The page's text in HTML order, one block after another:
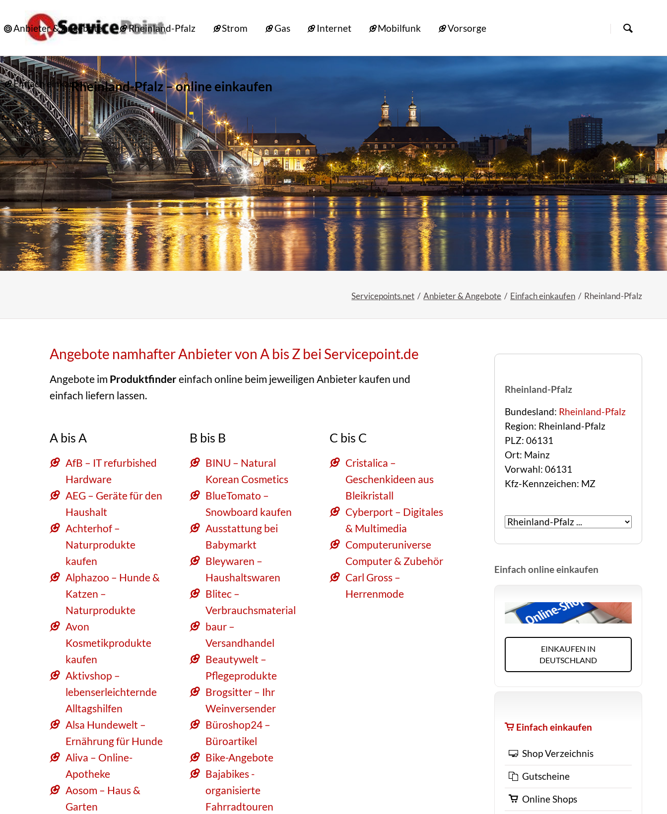
Anbieter & Angebote Rheinland-Pfalz Strom Gas Internet Mobilfunk Vorsorge
Einfach einkaufenRheinland-Pfalz – online einkaufen
Servicepoints.net Anbieter & Angebote Einfach einkaufen Rheinland-Pfalz
Angebote namhafter Anbieter von A bis Z bei Servicepoint.de
Angebote im Produktfindereinfach online beim jeweiligen Anbieter kaufen und
einfach liefern lassen.
A bis A
AfB – IT refurbished
Hardware
AEG – Geräte für den
Haushalt
Achterhof –
Naturprodukte
kaufen
Alphazoo – Hunde &
Katzen –
Naturprodukte
Avon
Kosmetikprodukte
kaufen
Aktivshop –
lebenserleichternde
Alltagshilfen
Alsa Hundewelt –
Ernährung für Hunde
Aliva – Online-
Apotheke
Aosom – Haus &
Garten
B bis B
BINU – Natural
Korean Cosmetics
BlueTomato –
Snowboard kaufen
Ausstattung bei
Babymarkt
Bleywaren –
Haushaltswaren
Blitec –
Verbrauchsmaterial
baur –
Versandhandel
Beautywelt –
Pflegeprodukte
Brogsitter – Ihr
Weinversender
Büroshop24 –
Büroartikel
Bike-Angebote
Bajabikes -
organisierte
Fahrradtouren
C bis C
Cristalica –
Geschenkideen aus
Bleikristall
Cyberport – Digitales
& Multimedia
Computeruniverse
Computer & Zubehör
Carl Gross –
Herrenmode
Rheinland-Pfalz
Bundesland: Rheinland-Pfalz
Region: Rheinland-Pfalz
PLZ: 06131
Ort: Mainz
Vorwahl: 06131
Kfz-Kennzeichen: MZ
Einfach online einkaufen
EINKAUFEN IN
DEUTSCHLAND
Einfach einkaufen
Shop Verzeichnis
Gutscheine
Online Shops